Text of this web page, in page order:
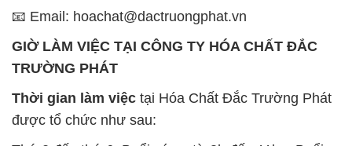
được tổ chức như sau:
Thứ 2 đến thứ 6: Buổi sáng: từ 8h đến 11h – Buổi
chiều: từ 12h30 đến 17h
Thứ 7: Buổi sáng: từ 8h đến 11h – Buổi chiều: từ
12h30 đến 16h